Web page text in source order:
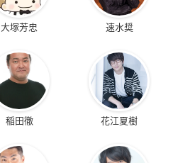
大塚芳忠 速水奨
稲田徹 花江夏樹